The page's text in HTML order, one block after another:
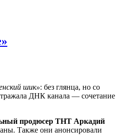
шик»: без глянца, но со
ДНК канала — сочетание
продюсер ТНТ Аркадий
Также они анонсировали